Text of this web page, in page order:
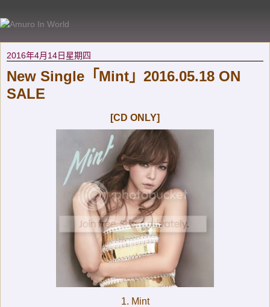
2016年4月14日星期四
New Single「Mint」2016.05.18 ON
SALE
[CD ONLY]
1. Mint